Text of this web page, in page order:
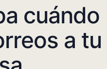
cuándo
a tu